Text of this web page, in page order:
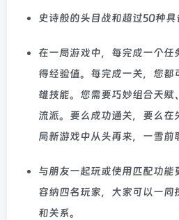
史诗般的头目战和超过50种具
在一局游戏中，每完成一个任
得经验值。每完成一关，您都
雄技能。您需要巧妙组合天赋
流派。要么成功通关，要么在
局新游戏中从头再来，一雪前
与朋友一起玩或使用匹配功能
容纳四名玩家，大家可以一同
和关系。